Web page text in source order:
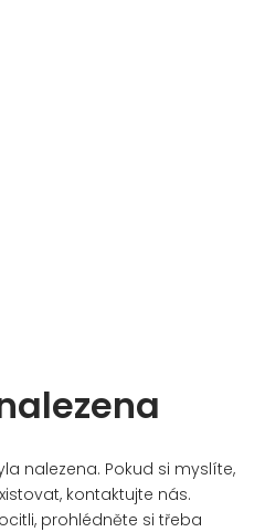
nalezena. Pokud si myslíte,
kontaktujte nás.
prohlédněte si třeba